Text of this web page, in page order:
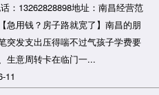
：13262828898地址：南昌经营范
急用钱？房子路就宽了】南昌的朋
突发支出压得喘不过气孩子学费要
生意周转卡在临门一...
11